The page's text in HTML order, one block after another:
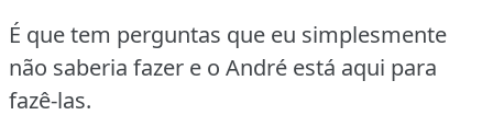
É que tem perguntas que eu simplesmente
não saberia fazer e o André está aqui para
fazê-las.